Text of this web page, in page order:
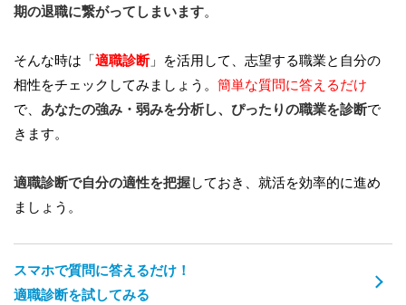
期の退職に繋がってしまいます。
そんな時は「適職診断」を活用して、志望する職業と自分の
相性をチェックしてみましょう。 簡単な質問に答えるだけ
で、 あなたの強み・弱みを分析し、ぴったりの職業を診断で
きます。
適職診断で自分の適性を把握しておき、就活を効率的に進め
ましょう。
スマホで質問に答えるだけ！
適職診断を試してみる